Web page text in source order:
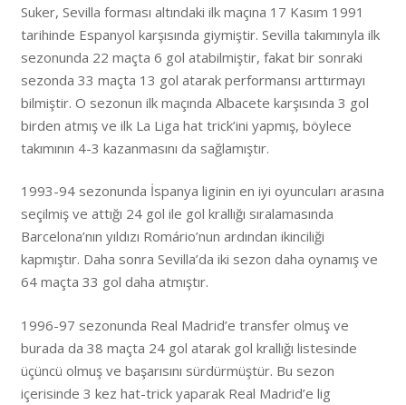
Suker, Sevilla forması altındaki ilk maçına 17 Kasım 1991
tarihinde Espanyol karşısında giymiştir. Sevilla takımınyla ilk
sezonunda 22 maçta 6 gol atabilmiştir, fakat bir sonraki
sezonda 33 maçta 13 gol atarak performansı arttırmayı
bilmiştir. O sezonun ilk maçında Albacete karşısında 3 gol
birden atmış ve ilk La Liga hat trick’ini yapmış, böylece
takımının 4-3 kazanmasını da sağlamıştır.
1993-94 sezonunda İspanya liginin en iyi oyuncuları arasına
seçilmiş ve attığı 24 gol ile gol krallığı sıralamasında
Barcelona’nın yıldızı Romário’nun ardından ikinciliği
kapmıştır. Daha sonra Sevilla’da iki sezon daha oynamış ve
64 maçta 33 gol daha atmıştır.
1996-97 sezonunda Real Madrid’e transfer olmuş ve
burada da 38 maçta 24 gol atarak gol krallığı listesinde
üçüncü olmuş ve başarısını sürdürmüştür. Bu sezon
içerisinde 3 kez hat-trick yaparak Real Madrid’e lig